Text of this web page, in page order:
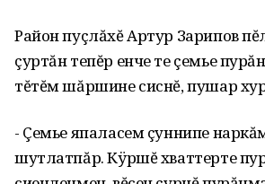
Район пуçлăхĕ Артур Зарипов
çуртăн тепĕр енче те çемье
тĕтĕм шăршине сиснĕ‚ пушар
- Çемье япаласем çуннипе
шутлатпăр. Кÿршĕ хваттерте